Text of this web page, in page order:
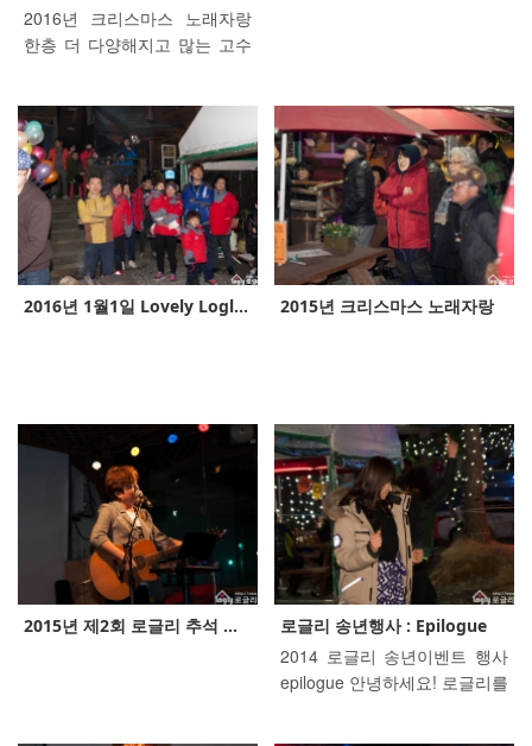
2016년 크리스마스 노래자랑
한층 더 다양해지고 많는 고수
족 여려분, 참여해주신 모든 고
객 여러분 감사드립니다
2016년 1월1일 Lovely Logl... 2015년 크리스마스 노래자랑
2015년 제2회 로글리 추석 ... 로글리 송년행사 : Epilogue
2014 로글리 송년이벤트 행사
epilogue 안녕하세요! 로글리를